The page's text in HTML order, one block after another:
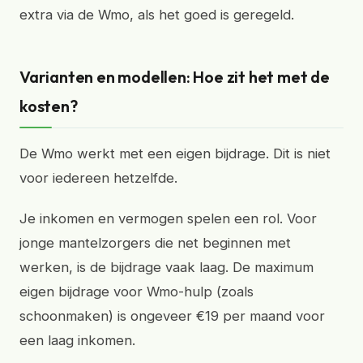
extra via de Wmo, als het goed is geregeld.
Varianten en modellen: Hoe zit het met de
kosten?
De Wmo werkt met een eigen bijdrage. Dit is niet
voor iedereen hetzelfde.
Je inkomen en vermogen spelen een rol. Voor
jonge mantelzorgers die net beginnen met
werken, is de bijdrage vaak laag. De maximum
eigen bijdrage voor Wmo-hulp (zoals
schoonmaken) is ongeveer €19 per maand voor
een laag inkomen.